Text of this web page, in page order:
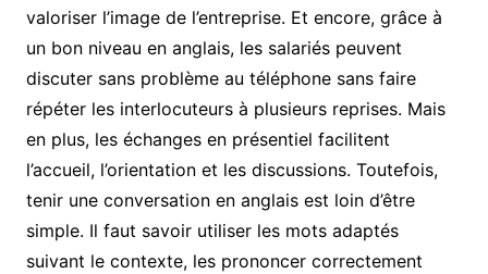
valoriser l’image de l’entreprise. Et encore, grâce à
un bon niveau en anglais, les salariés peuvent
discuter sans problème au téléphone sans faire
répéter les interlocuteurs à plusieurs reprises. Mais
en plus, les échanges en présentiel facilitent
l’accueil, l’orientation et les discussions. Toutefois,
tenir une conversation en anglais est loin d’être
simple. Il faut savoir utiliser les mots adaptés
suivant le contexte, les prononcer correctement